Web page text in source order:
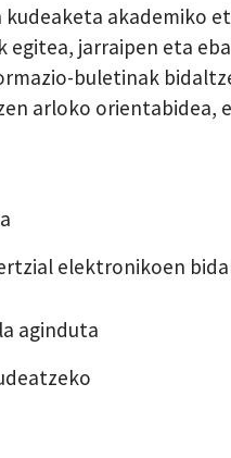
kudeaketa akademiko
jarraipen eta
buletinak
arloko orientabidea,
elektronikoen
aginduta